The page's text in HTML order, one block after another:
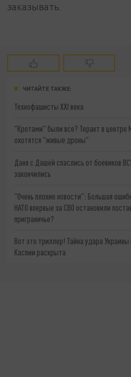
заказывать.
ЧИТАЙТЕ ТАКЖЕ:
Технофашисты XXI века
"Кротами" были все? Теракт в центре
охотятся "живые дроны"
Даня с Дашей спаслись от боевиков
закончились
"Очень плохие новости": Большая
НАТО впервые за СВО остановили
приграничье?
Вот это триллер! Тайна удара Украины
Каспии раскрыта